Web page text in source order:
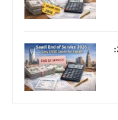
نهاية الخدمة في السعودية 2026: